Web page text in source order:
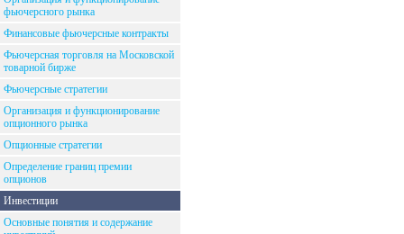
фьючерсного рынка
Финансовые фьючерсные контракты
Фьючерсная торговля на Московской
товарной бирже
Фьючерсные стратегии
Организация и функционирование
опционного рынка
Опционные стратегии
Определение границ премии
опционов
Инвестиции
Основные понятия и содержание